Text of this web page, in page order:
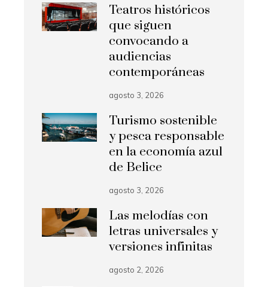
Teatros históricos
que siguen
convocando a
audiencias
contemporáneas
agosto 3, 2026
Turismo sostenible
y pesca responsable
en la economía azul
de Belice
agosto 3, 2026
Las melodías con
letras universales y
versiones infinitas
agosto 2, 2026